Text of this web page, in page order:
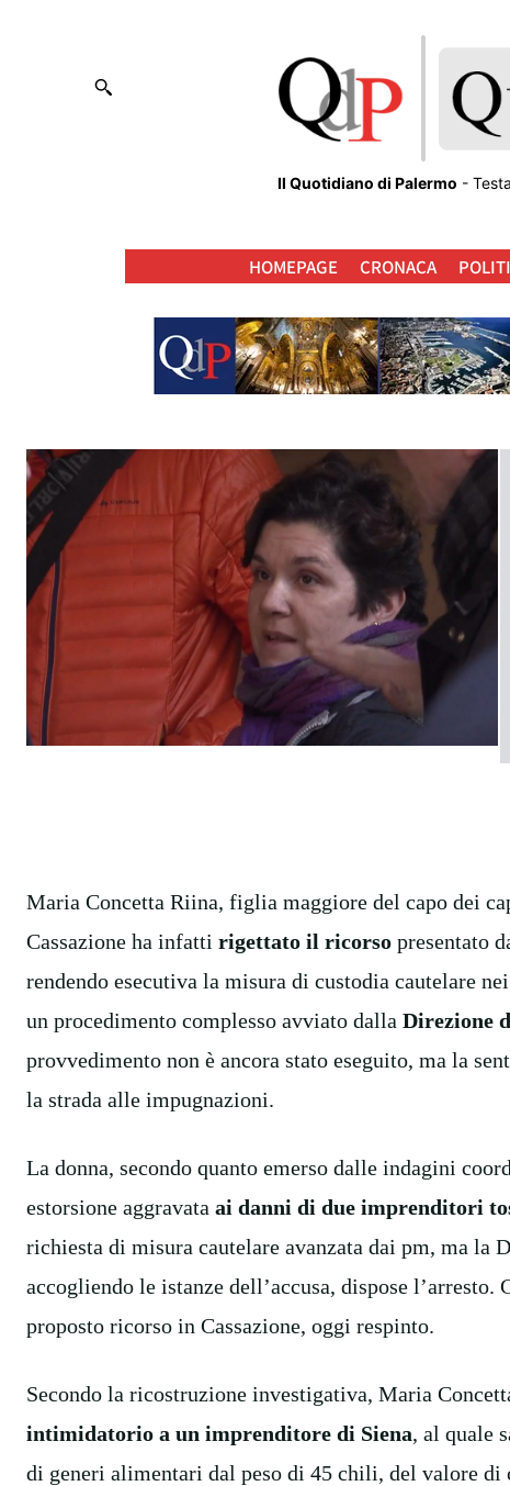
Il Quotidiano di Palermo -
HOMEPAGE CRONACA
Maria Concetta Riina, figlia maggiore del capo dei
Cassazione ha infatti rigettato il ricorso presentato
rendendo esecutiva la misura di custodia cautelare
un procedimento complesso avviato dalla Direzione
provvedimento non è ancora stato eseguito, ma la
la strada alle impugnazioni.
La donna, secondo quanto emerso dalle indagini
estorsione aggravata ai danni di due imprenditori
richiesta di misura cautelare avanzata dai pm, ma la
accogliendo le istanze dell’accusa, dispose
proposto ricorso in Cassazione, oggi respinto.
Secondo la ricostruzione investigativa, Maria
intimidatorio a un imprenditore di Siena, al quale
di generi alimentari dal peso di 45 chili, del valore